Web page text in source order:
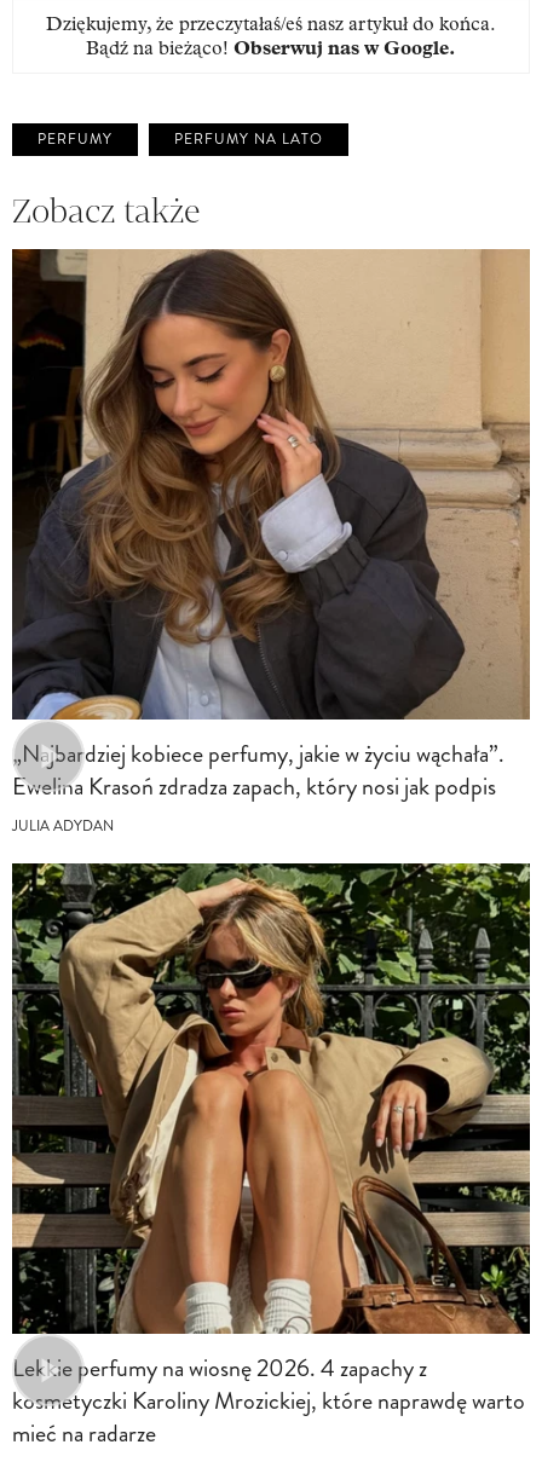
Dziękujemy, że przeczytałaś/eś nasz artykuł do końca.
Bądź na bieżąco! Obserwuj nas w Google.
PERFUMY PERFUMY NA LATO
Zobacz także
„Najbardziej kobiece perfumy, jakie w życiu wąchała”.
Ewelina Krasoń zdradza zapach, który nosi jak podpis
JULIA ADYDAN
Lekkie perfumy na wiosnę 2026. 4 zapachy z
kosmetyczki Karoliny Mrozickiej, które naprawdę warto
mieć na radarze